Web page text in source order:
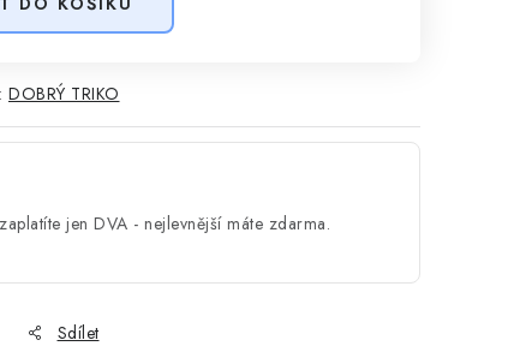
DOBRÝ TRIKO
jen DVA - nejlevnější máte zdarma.
Sdílet